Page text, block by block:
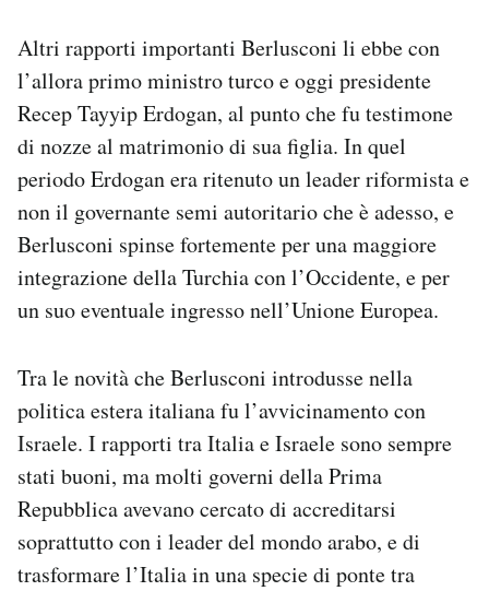
Altri rapporti importanti Berlusconi li ebbe con
l’allora primo ministro turco e oggi presidente
Recep Tayyip Erdogan, al punto che fu testimone
di nozze al matrimonio di sua figlia. In quel
periodo Erdogan era ritenuto un leader riformista e
non il governante semi autoritario che è adesso, e
Berlusconi spinse fortemente per una maggiore
integrazione della Turchia con l’Occidente, e per
un suo eventuale ingresso nell’Unione Europea.
Tra le novità che Berlusconi introdusse nella
politica estera italiana fu l’avvicinamento con
Israele. I rapporti tra Italia e Israele sono sempre
stati buoni, ma molti governi della Prima
Repubblica avevano cercato di accreditarsi
soprattutto con i leader del mondo arabo, e di
trasformare l’Italia in una specie di ponte tra